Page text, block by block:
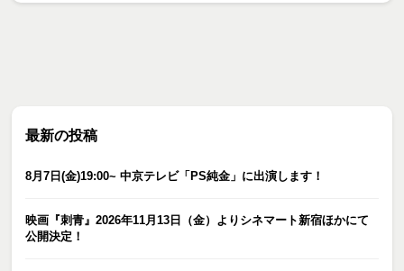
最新の投稿
8月7日(金)19:00~ 中京テレビ「PS純金」に出演します！
映画『刺青』2026年11月13日（金）よりシネマート新宿ほかにて
公開決定！